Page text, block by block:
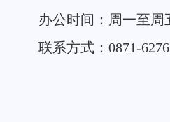
办公时间：周一至周
联系方式：0871-